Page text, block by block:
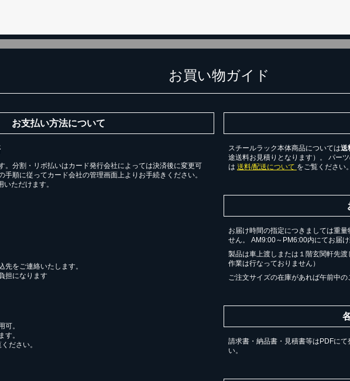
お買い物ガイド
お支払い方法について
。分割・リボ払いはカード発行会社によっては決済後に変更可
手順に従ってカード会社の管理画面上よりお手続きください。
ただけます。
先をご連絡いたします。
担になります
可。
す。
ださい。
スチールラック本体商品については送
途送料お見積りとなります）。 パー
は 送料/配送について をご覧ください。
お届け時間の指定につきましては重
せん。 AM9:00～PM6:00内にてお届け
製品は車上渡しまたは１階玄関軒先
作業は行なっておりません）
ご注文サイズの在庫があれば午前中
請求書・納品書・見積書等はPDFに
い。
スチールラック3台以上の場合、見積書にてお値引き保証いたします！
1台でも大量導入でも無料お見積・ご注文を受け付けております(安心保証
カー
無料お見積する